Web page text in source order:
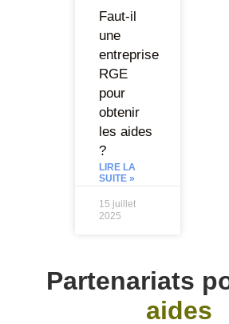
Faut-il
une
entreprise
RGE
pour
obtenir
les aides
?
LIRE LA
SUITE »
15 juillet
2025
Partenariats
aides